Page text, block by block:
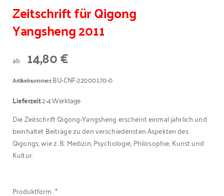
Zeitschrift für Qigong
Yangsheng 2011
ab 14,80 €
Artikelnummer BU-CNF-22000170-0
Lieferzeit2-4 Werktage
Die Zeitschrift Qigong-Yangsheng erscheint einmal jährlich und
beinhaltet Beiträge zu den verschiedensten Aspekten des
Qigongs, wie z. B. Medizin, Psychologie, Philosophie, Kunst und
Kultur.
Produktform